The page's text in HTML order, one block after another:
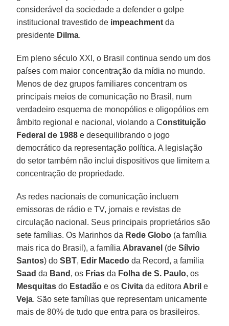
considerável da sociedade a defender o golpe
institucional travestido de impeachment da
presidente Dilma.
Em pleno século XXI, o Brasil continua sendo um dos
países com maior concentração da mídia no mundo.
Menos de dez grupos familiares concentram os
principais meios de comunicação no Brasil, num
verdadeiro esquema de monopólios e oligopólios em
âmbito regional e nacional, violando a Constituição
Federal de 1988 e desequilibrando o jogo
democrático da representação política. A legislação
do setor também não inclui dispositivos que limitem a
concentração de propriedade.
As redes nacionais de comunicação incluem
emissoras de rádio e TV, jornais e revistas de
circulação nacional. Seus principais proprietários são
sete famílias. Os Marinhos da Rede Globo (a família
mais rica do Brasil), a família Abravanel (deSílvio
Santos) doSBT, Edir Macedo da Record, a família
Saad da Band , os Frias da Folha de S. Paulo, os
Mesquitas do Estadão e os Civita da editora Abril e
Veja. São sete famílias que representam unicamente
mais de 80% de tudo que entra para os brasileiros.